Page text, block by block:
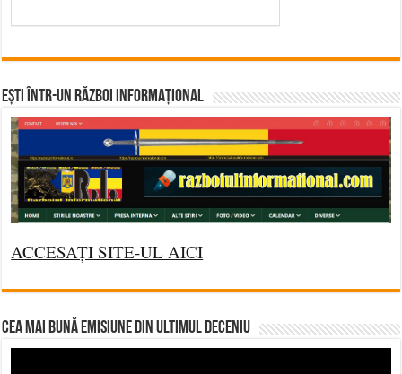
Ești într-un RĂZBOI INFORMAȚIONAL
ACCESAȚI SITE-UL AICI
CEA MAI BUNĂ EMISIUNE DIN ULTIMUL DECENIU